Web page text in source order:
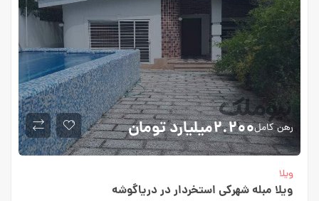
رهن کامل۲.۲۰۰میلیارد تومان
ویلا
ویلا مبله شهرکی استخردار در دریاگوشه